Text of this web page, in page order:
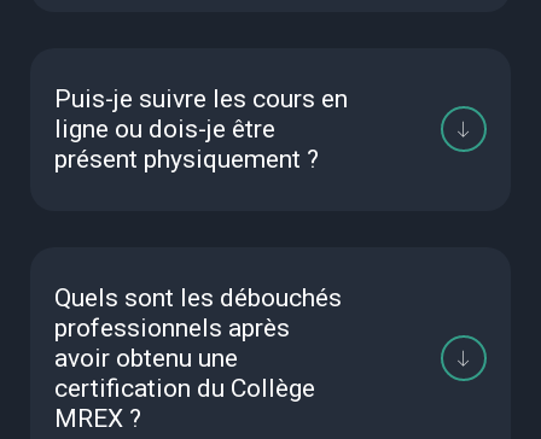
Puis-je suivre les cours en
ligne ou dois-je être
présent physiquement ?
Quels sont les débouchés
professionnels après
avoir obtenu une
certification du Collège
MREX ?